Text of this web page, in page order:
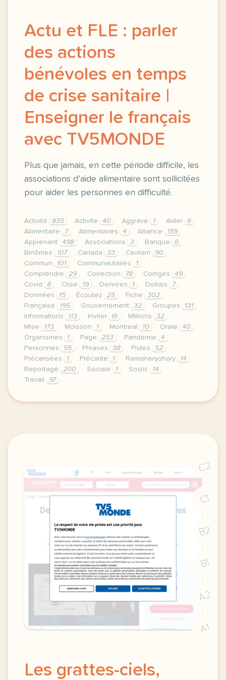
Actu et FLE : parler
des actions
bénévoles en temps
de crise sanitaire |
Enseigner le français
avec TV5MONDE
Plus que jamais, en cette période difficile, les
associations d’aide alimentaire sont sollicitées
pour aider les personnes en difficulté.
Activité 835 Activite 40 Aggrave 1 Aider
6
Alimentaire
7 Alimentaires 4 Alliance
159
Apprenant
498 Associations 3 Banque
6
Binômes
107 Canada 33 Cavilam
90
Commun
101 Communautaires
1
Comprendre
29 Correction 78 Corrigés
49
Covid
8 Crise 19 Denrées 1 Dollars
7
Données
15 Écoutez 25 Fiche
302
Française
195 Gouvernement 32 Groupes
131
Informations
113 Inviter 61 Millions
32
Mise
173 Moisson 1 Montréal 10 Orale
40
Organismes
1 Page 253 Pandémie
4
Personnes
55 Phrases 38 Pistes
52
Précarisées
1 Précarité 1 Ramananjohary
14
Reportage
200 Sociale 1 Soizic
14
Travail
97
le respect de votre vie privee est une priorite
C2
C1
B2
B1
A2
A1
Les grattes-ciels,